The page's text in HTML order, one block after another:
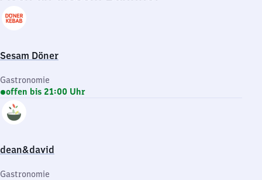
Sesam Döner
Gastronomie
offen bis 21:00 Uhr
dean&david
Gastronomie